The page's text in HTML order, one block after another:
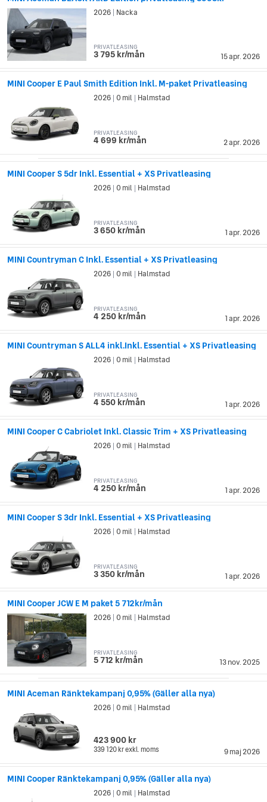
15 apr. 2026
2026 Nacka
PRIVATLEASING
3 795 kr/mån
MINI Cooper E Paul Smith Edition Inkl. M-paket Privatleasing
2 apr. 2026
2026 0 mil Halmstad
PRIVATLEASING
4 699 kr/mån
MINI Cooper S 5dr Inkl. Essential + XS Privatleasing
1 apr. 2026
2026 0 mil Halmstad
PRIVATLEASING
3 650 kr/mån
MINI Countryman C Inkl. Essential + XS Privatleasing
1 apr. 2026
2026 0 mil Halmstad
PRIVATLEASING
4 250 kr/mån
MINI Countryman S ALL4 inkl.Inkl. Essential + XS Privatleasing
1 apr. 2026
2026 0 mil Halmstad
PRIVATLEASING
4 550 kr/mån
MINI Cooper C Cabriolet Inkl. Classic Trim + XS Privatleasing
1 apr. 2026
2026 0 mil Halmstad
PRIVATLEASING
4 250 kr/mån
MINI Cooper S 3dr Inkl. Essential + XS Privatleasing
1 apr. 2026
2026 0 mil Halmstad
PRIVATLEASING
3 350 kr/mån
MINI Cooper JCW E M paket 5 712kr/mån
13 nov. 2025
2026 0 mil Halmstad
PRIVATLEASING
5 712 kr/mån
MINI Aceman Ränktekampanj 0,95% (Gäller alla nya)
9 maj 2026
2026 0 mil Halmstad
423 900 kr
339 120 krexkl. moms
MINI Cooper Ränktekampanj 0,95% (Gäller alla nya)
2026 0 mil Halmstad